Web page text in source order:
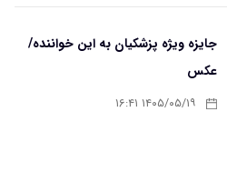
جایزه ویژه پزشکیان به این خواننده/
عکس
۱۴۰۵/۰۵/۱۹ ۱۶:۴۱